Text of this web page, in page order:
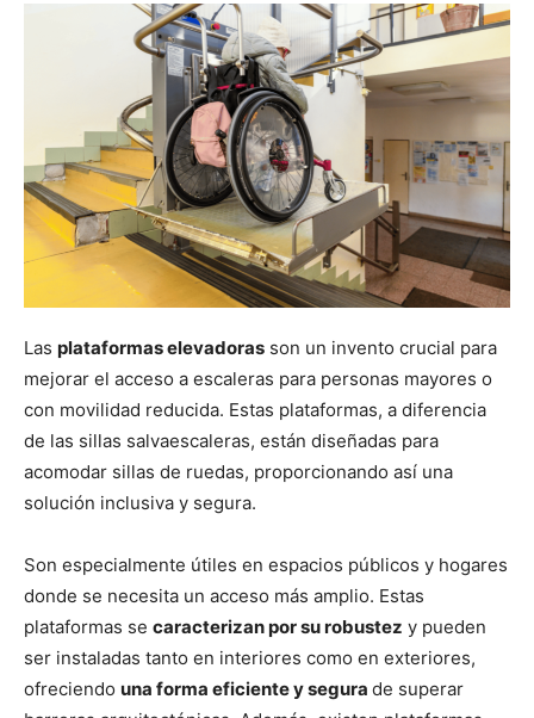
Las plataformas elevadoras son un invento crucial para
mejorar el acceso a escaleras para personas mayores o
con movilidad reducida. Estas plataformas, a diferencia
de las sillas salvaescaleras, están diseñadas para
acomodar sillas de ruedas, proporcionando así una
solución inclusiva y segura.
Son especialmente útiles en espacios públicos y hogares
donde se necesita un acceso más amplio. Estas
plataformas se caracterizan por su robustez y pueden
ser instaladas tanto en interiores como en exteriores,
ofreciendo una forma eficiente y segura de superar